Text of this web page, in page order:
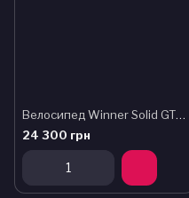
Велосипед Winner Solid GT 29 2024 L синий
24 300 грн